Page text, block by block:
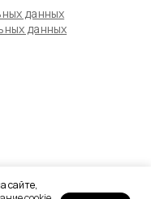
данных
данных
сайте,